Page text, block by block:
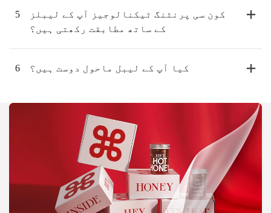
5
کون سی پرنٹنگ ٹیکنالوجیز آپ کے لیبلز
کے ساتھ مطابقت رکھتی ہیں؟
6 کیا آپ کے لیبل ماحول دوست ہیں؟